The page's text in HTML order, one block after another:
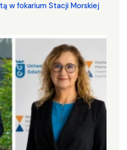
w fokarium Stacji Morskiej